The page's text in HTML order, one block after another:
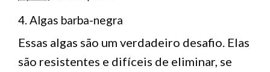
4. Algas barba-negra
Essas algas são um verdadeiro desafio. Elas
são resistentes e difíceis de eliminar, se